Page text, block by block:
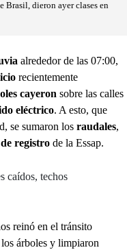
Brasil, dieron ayer clases en
alrededor de las 07:00,
recientemente
cayeron sobre las calles
eléctrico. A esto, que
se sumaron los raudales,
registro de la Essap.
caídos, techos
reinó en el tránsito
árboles y limpiaron